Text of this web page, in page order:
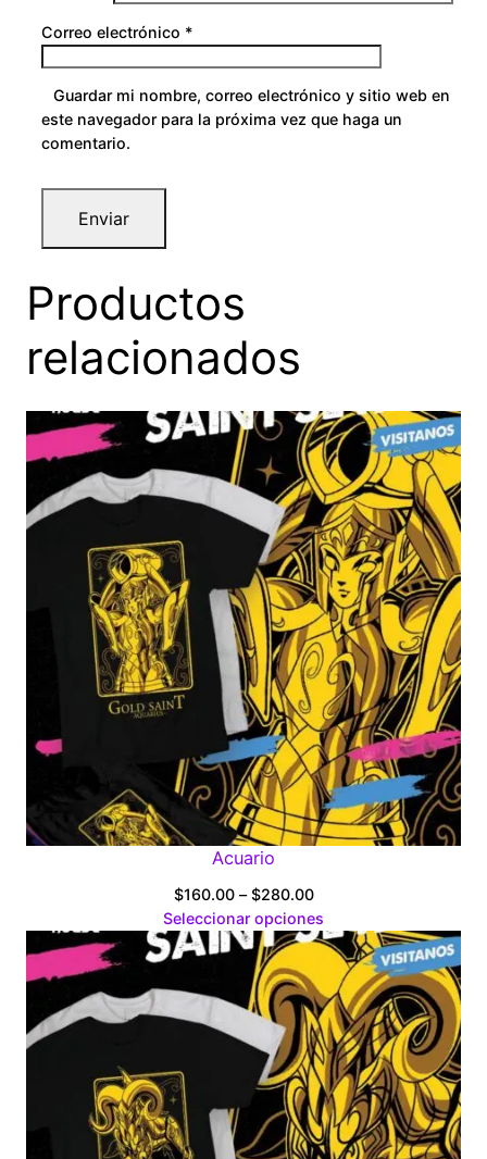
Correo electrónico *
Guardar mi nombre, correo electrónico y sitio web en
este navegador para la próxima vez que haga un
comentario.
Productos
relacionados
Acuario
$160.00 – $280.00Price
range:
$160.00
through
$280.00
Seleccionar opciones